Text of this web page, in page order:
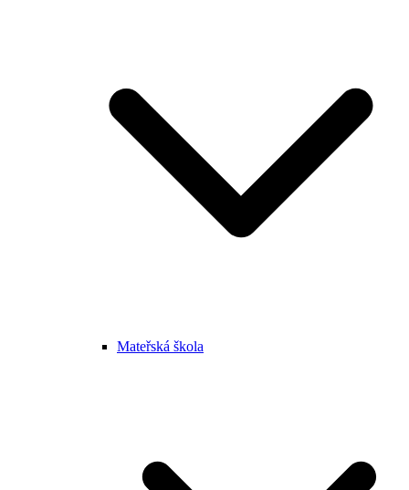
Mateřská škola